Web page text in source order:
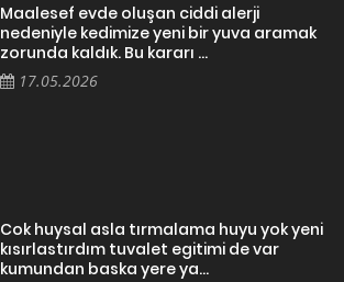
Maalesef evde oluşan ciddi alerji
nedeniyle kedimize yeni bir yuva aramak
zorunda kaldık. Bu kararı ...
17.05.2026
Cok huysal asla tırmalama huyu yok yeni
kısırlastırdım tuvalet egitimi de var
kumundan baska yere ya...